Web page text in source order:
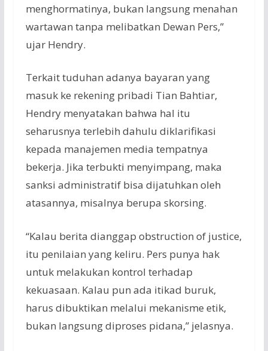
menghormatinya, bukan langsung menahan
wartawan tanpa melibatkan Dewan Pers,”
ujar Hendry.
Terkait tuduhan adanya bayaran yang
masuk ke rekening pribadi Tian Bahtiar,
Hendry menyatakan bahwa hal itu
seharusnya terlebih dahulu diklarifikasi
kepada manajemen media tempatnya
bekerja. Jika terbukti menyimpang, maka
sanksi administratif bisa dijatuhkan oleh
atasannya, misalnya berupa skorsing.
“Kalau berita dianggap obstruction of justice,
itu penilaian yang keliru. Pers punya hak
untuk melakukan kontrol terhadap
kekuasaan. Kalau pun ada itikad buruk,
harus dibuktikan melalui mekanisme etik,
bukan langsung diproses pidana,” jelasnya.